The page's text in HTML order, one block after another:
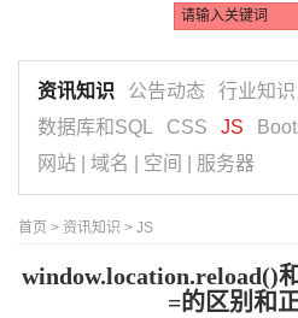
资讯知识 公告动态 行业知识
数据库和SQL
CSS JS
网站 | 域名 | 空间 | 服务器
首页 > 资讯知识 > JS
window.location.reload()
=的区别和